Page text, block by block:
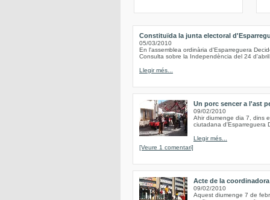
Constituïda la junta electoral
05/03/2010
En l'assemblea ordinària d'Esparreguera
Consulta sobre la Independència del 24
Llegir més...
Un porc sencer a l'ast
09/02/2010
Ahir diumenge dia 7, dins
ciutadana d'Esparreguera
Llegir més...
[Veure 1 comentari]
Acte de la
09/02/2010
Aquest diumenge 7 de